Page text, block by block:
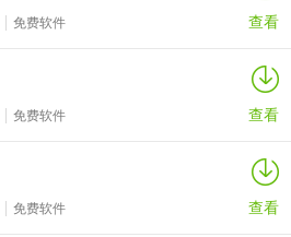
免费软件 查看
免费软件 查看
免费软件 查看